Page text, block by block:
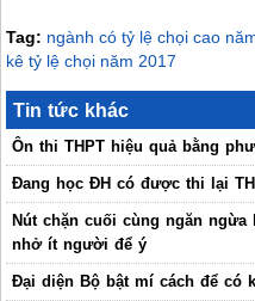
Tag: ngành có tỷ lệ chọi cao
kê tỷ lệ chọi năm 2017
Tin tức khác
Ôn thi THPT hiệu quả bằng
Đang học ĐH có được thi lại
Nút chặn cuối cùng ngăn ngừa
nhở ít người để ý
Đại diện Bộ bật mí cách để có